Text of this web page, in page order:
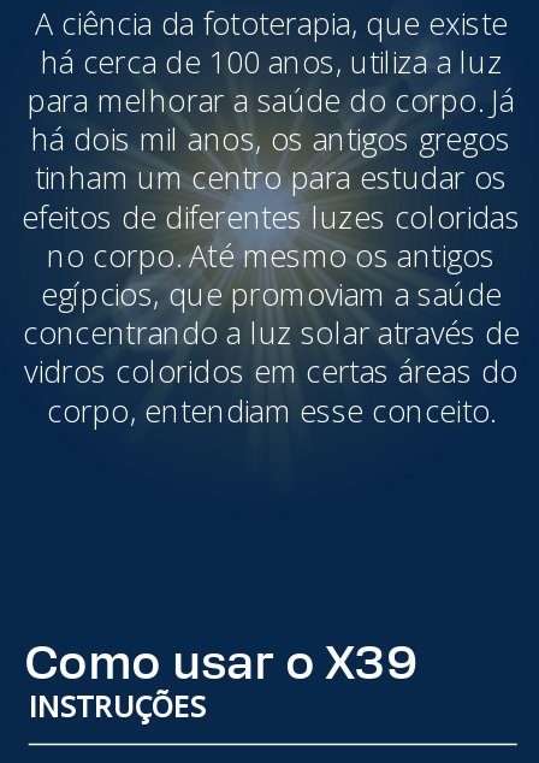
A ciência da fototerapia, que existe
há cerca de 100 anos, utiliza a luz
para melhorar a saúde do corpo. Já
há dois mil anos, os antigos gregos
tinham um centro para estudar os
efeitos de diferentes luzes coloridas
no corpo. Até mesmo os antigos
egípcios, que promoviam a saúde
concentrando a luz solar através de
vidros coloridos em certas áreas do
corpo, entendiam esse conceito.
Como usar o X39
INSTRUÇÕES